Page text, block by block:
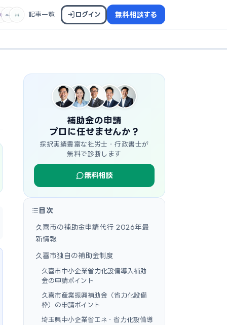
記事一覧 ログイン 無料相談する
補助金の申請
プロに任せませんか？
採択実績豊富な社労士・行政書士が
無料で診断します
無料相談
目次
久喜市の補助金申請代行 2026年最
新情報
久喜市独自の補助金制度
久喜市中小企業省力化設備導入補助
金の申請ポイント
久喜市産業振興補助金（省力化設備
枠）の申請ポイント
埼玉県中小企業省エネ・省力化設備導